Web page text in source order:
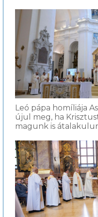
Leó pápa homíliája
újul meg, ha
magunk is